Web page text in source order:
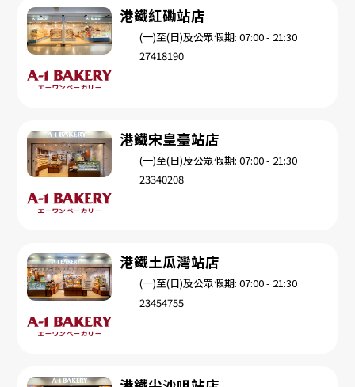
港鐵紅磡站店
(一)至(日)及公眾假期: 07:00 - 21:30
27418190
港鐵宋皇臺站店
(一)至(日)及公眾假期: 07:00 - 21:30
23340208
港鐵土瓜灣站店
(一)至(日)及公眾假期: 07:00 - 21:30
23454755